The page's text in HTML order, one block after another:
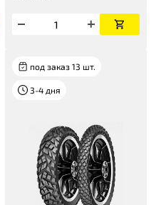
под заказ 13 шт.
3-4 дня